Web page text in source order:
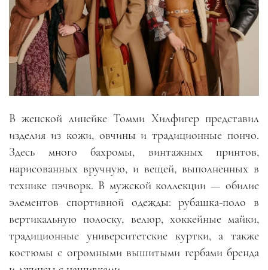
В женской линейке Томми Хилфигер представил
изделия из кожи, овчины и традиционные пончо.
Здесь много бахромы, винтажных принтов,
нарисованных вручную, и вещей, выполненных в
технике пэчворк. В мужской коллекции — обилие
элементов спортивной одежды: рубашка-поло в
вертикальную полоску, велюр, хоккейные майки,
традиционные университетские куртки, а также
костюмы с огромными вышитыми гербами бренда